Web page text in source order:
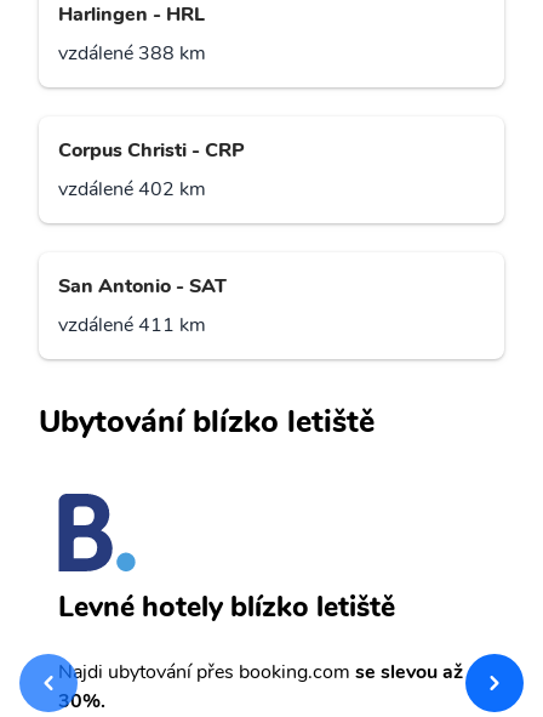
Harlingen - HRL
vzdálené 388 km
Corpus Christi - CRP
vzdálené 402 km
San Antonio - SAT
vzdálené 411 km
Ubytování blízko letiště
Levné hotely blízko letiště
Najdi ubytování přes booking.com se slevou až
30%.